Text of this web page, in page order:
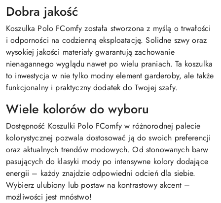
Dobra jakość
Koszulka Polo FComfy została stworzona z myślą o trwałości
i odporności na codzienną eksploatację. Solidne szwy oraz
wysokiej jakości materiały gwarantują zachowanie
nienagannego wyglądu nawet po wielu praniach. Ta koszulka
to inwestycja w nie tylko modny element garderoby, ale także
funkcjonalny i praktyczny dodatek do Twojej szafy.
Wiele kolorów do wyboru
Dostępność Koszulki Polo FComfy w różnorodnej palecie
kolorystycznej pozwala dostosować ją do swoich preferencji
oraz aktualnych trendów modowych. Od stonowanych barw
pasujących do klasyki mody po intensywne kolory dodające
energii – każdy znajdzie odpowiedni odcień dla siebie.
Wybierz ulubiony lub postaw na kontrastowy akcent –
możliwości jest mnóstwo!